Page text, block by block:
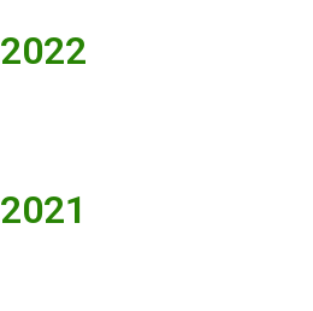
2022
2021